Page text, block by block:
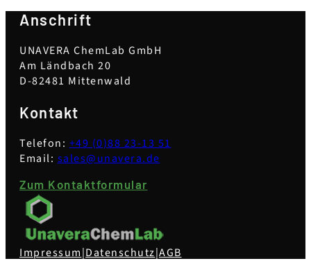
Anschrift
UNAVERA ChemLab GmbH
Am Ländbach 20
D-82481 Mittenwald
Kontakt
Telefon: +49 (0)88 23-13 51
Email: sales@unavera.de
Zum Kontaktformular
Impressum|Datenschutz|AGB